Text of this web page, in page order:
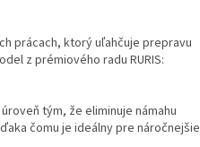
prácach, ktorý uľahčuje prepravu
z prémiového radu RURIS:
tým, že eliminuje námahu
čomu je ideálny pre náročnejšie